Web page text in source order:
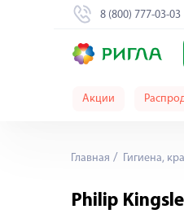
8 (800) 777-03-03
Акции
Главная Гигиена,
Philip